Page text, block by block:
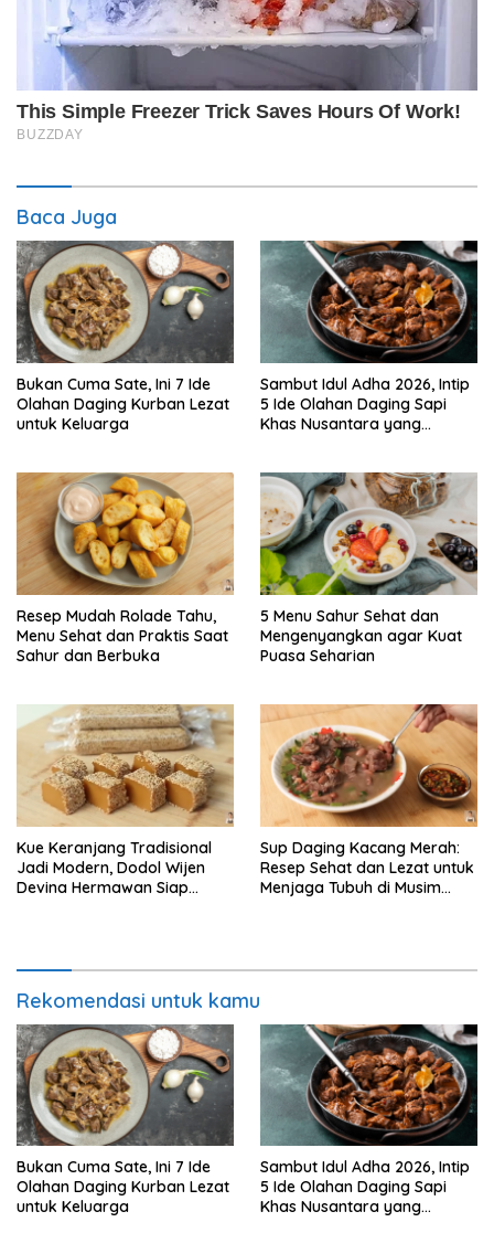
Baca Juga
Bukan Cuma Sate, Ini 7 Ide
Olahan Daging Kurban Lezat
untuk Keluarga
Sambut Idul Adha 2026, Intip
5 Ide Olahan Daging Sapi
Khas Nusantara yang
Resep Mudah Rolade Tahu,
Menu Sehat dan Praktis Saat
Sahur dan Berbuka
5 Menu Sahur Sehat dan
Mengenyangkan agar Kuat
Puasa Seharian
Kue Keranjang Tradisional
Jadi Modern, Dodol Wijen
Devina Hermawan Siap
Sup Daging Kacang Merah:
Resep Sehat dan Lezat untuk
Menjaga Tubuh di Musim
Rekomendasi untuk kamu
Bukan Cuma Sate, Ini 7 Ide
Olahan Daging Kurban Lezat
untuk Keluarga
Sambut Idul Adha 2026, Intip
5 Ide Olahan Daging Sapi
Khas Nusantara yang